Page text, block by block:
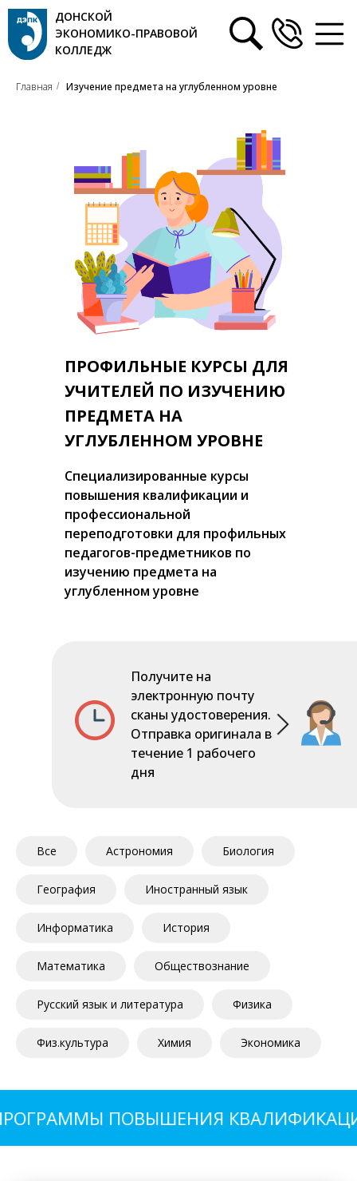
ДОНСКОЙ
ЭКОНОМИКО-ПРАВОВОЙ
КОЛЛЕДЖ
Главная / Изучение предмета на углубленном уровне
Специализированные курсы
повышения квалификации и
профессиональной
переподготовки для профильных
педагогов-предметников по
изучению предмета на
углубленном уровне
ПРОФИЛЬНЫЕ КУРСЫ ДЛЯ
УЧИТЕЛЕЙ ПО ИЗУЧЕНИЮ
ПРЕДМЕТА НА
УГЛУБЛЕННОМ УРОВНЕ
Получите на
электронную почту
сканы удостоверения.
Отправка оригинала в
течение 1 рабочего
дня
Все Астрономия Биология
География Иностранный язык
Информатика История
Математика Обществознание
Русский язык и литература Физика
Физ.культура Химия Экономика
ПОВЫШЕНИЯ